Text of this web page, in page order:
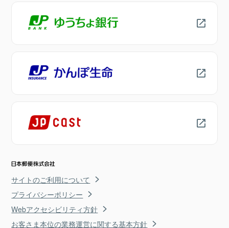
サイトのご利用について
プライバシーポリシー
Webアクセシビリティ方針
お客さま本位の業務運営に関する基本方針